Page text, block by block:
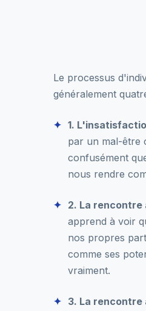
Le processus
généralement
1.
par un mal-être
confusément
nous rendre
2. La rencontre
apprend à voir
nos propres
comme ses
vraiment.
3. La